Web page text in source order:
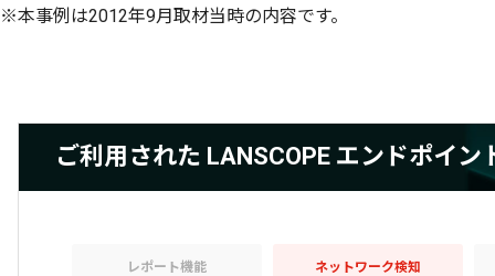
※本事例は2012年9月取材当時の内容です。
ご利用された LANSCOPE エンドポイ
レポート機能 ネットワーク検知